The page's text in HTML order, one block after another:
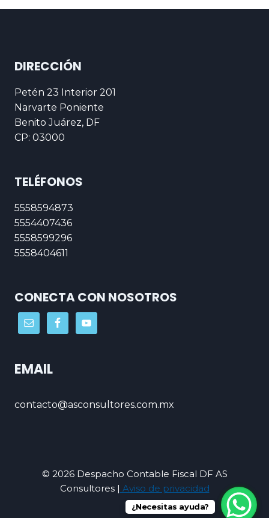
DIRECCIÓN
Petén 23 Interior 201
Narvarte Poniente
Benito Juárez, DF
CP: 03000
TELÉFONOS
5558594873
5554407436
5558599296
5558404611
CONECTA CON NOSOTROS
EMAIL
contacto@asconsultores.com.mx
© 2026 Despacho Contable Fiscal DF AS
Consultores | Aviso de privacidad
¿Necesitas ayuda?